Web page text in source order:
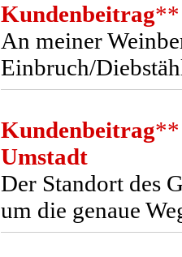
Kundenbeitrag**
An meiner
Einbruch/
Kundenbeitrag**
Umstadt
Der Standort des
um die genaue